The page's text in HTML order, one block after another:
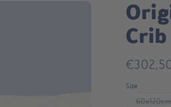
Regular
Size